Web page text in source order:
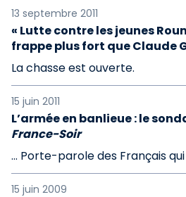
13 septembre 2011
« Lutte contre les jeunes
frappe plus fort que Claude
La chasse est ouverte.
15 juin 2011
L’armée en banlieue : le
France-Soir
... Porte-parole des Français qui
15 juin 2009